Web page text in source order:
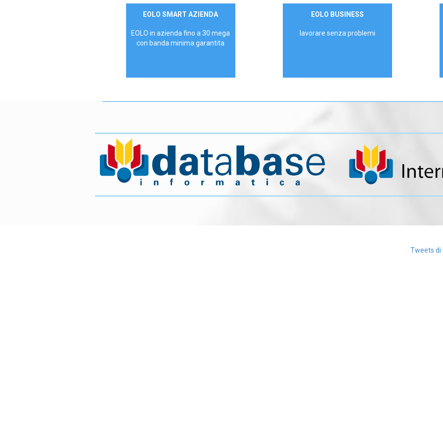
Contattaci
EOLO SMART AZIENDA
EOLO in azienda fino a 30 mega
con banda minima garantita
ContattaciEOLO BUSINESS
lavorare senza problemi
Tweets di